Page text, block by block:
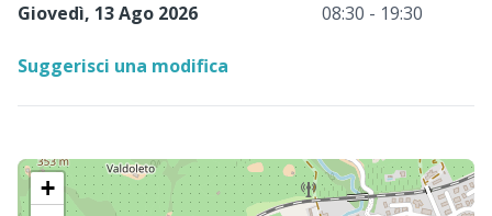
Giovedì, 13 Ago 2026
08:30 - 19:30
Suggerisci una modifica
+